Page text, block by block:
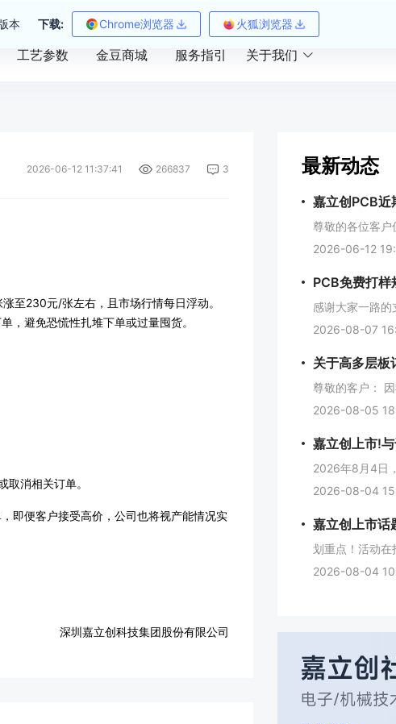
本 下载: Chrome浏览器 火狐浏览器
工艺参数 金豆商城 服务指引 关于我们
2026-06-12 11:37:41 266837 3
至230元/张左右，且市场行情每日浮动。
，避免恐慌性扎堆下单或过量囤货。
消相关订单。
即便客户接受高价，公司也将视产能情况实
深圳嘉立创科技集团股份有限公司
最新动态
嘉立创PCB近
2026-06-12
2026-08-07
关于高多层板
2026-08-05
嘉立创上市!
2026-08-04
2026-08-04